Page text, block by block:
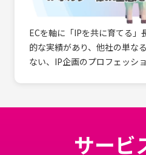
ECを軸に「IPを共に育てる」
的な実績があり、他社の単な
ない、IP企画のプロフェッシ
サービ